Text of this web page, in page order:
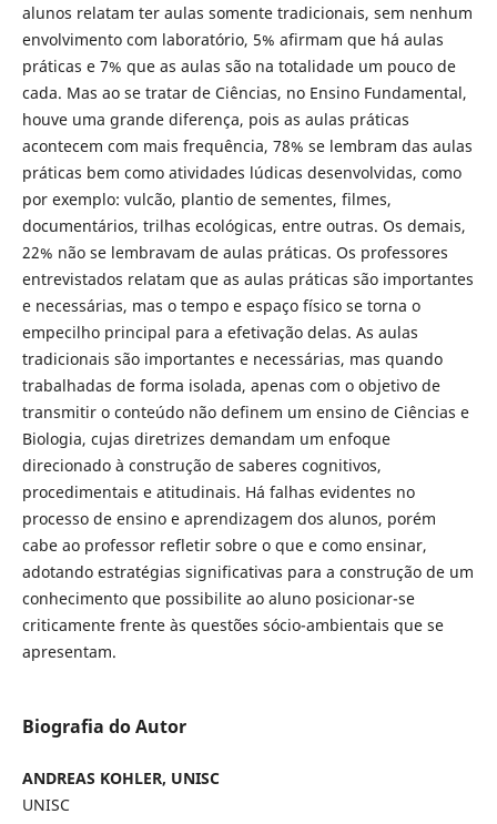
alunos relatam ter aulas somente tradicionais, sem nenhum
envolvimento com laboratório, 5% afirmam que há aulas
práticas e 7% que as aulas são na totalidade um pouco de
cada. Mas ao se tratar de Ciências, no Ensino Fundamental,
houve uma grande diferença, pois as aulas práticas
acontecem com mais frequência, 78% se lembram das aulas
práticas bem como atividades lúdicas desenvolvidas, como
por exemplo: vulcão, plantio de sementes, filmes,
documentários, trilhas ecológicas, entre outras. Os demais,
22% não se lembravam de aulas práticas. Os professores
entrevistados relatam que as aulas práticas são importantes
e necessárias, mas o tempo e espaço físico se torna o
empecilho principal para a efetivação delas. As aulas
tradicionais são importantes e necessárias, mas quando
trabalhadas de forma isolada, apenas com o objetivo de
transmitir o conteúdo não definem um ensino de Ciências e
Biologia, cujas diretrizes demandam um enfoque
direcionado à construção de saberes cognitivos,
procedimentais e atitudinais. Há falhas evidentes no
processo de ensino e aprendizagem dos alunos, porém
cabe ao professor refletir sobre o que e como ensinar,
adotando estratégias significativas para a construção de um
conhecimento que possibilite ao aluno posicionar-se
criticamente frente às questões sócio-ambientais que se
apresentam.
Biografia do Autor
ANDREAS KOHLER, UNISC
UNISC